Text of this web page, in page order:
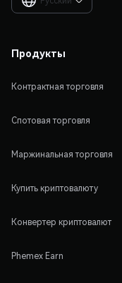
Продукты
Контрактная торговля
Спотовая торговля
Маржинальная торговля
Купить криптовалюту
Конвертер криптовалют
Phemex Earn